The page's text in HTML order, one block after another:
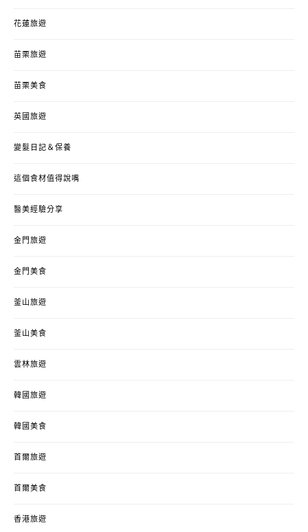
花蓮旅遊
苗栗旅遊
苗栗美食
英國旅遊
變髮日記＆保養
這個食材值得說嘴
醫美經驗分享
金門旅遊
金門美食
釜山旅遊
釜山美食
雲林旅遊
韓國旅遊
韓國美食
首爾旅遊
首爾美食
香港旅遊